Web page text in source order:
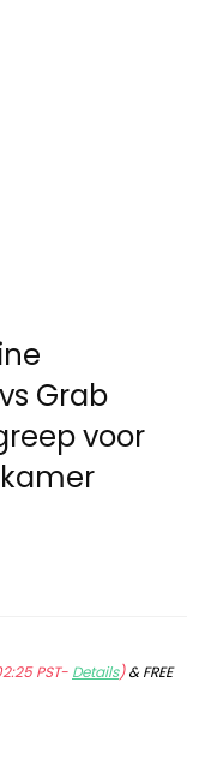
Grab
voor
PST- Details)&FREE